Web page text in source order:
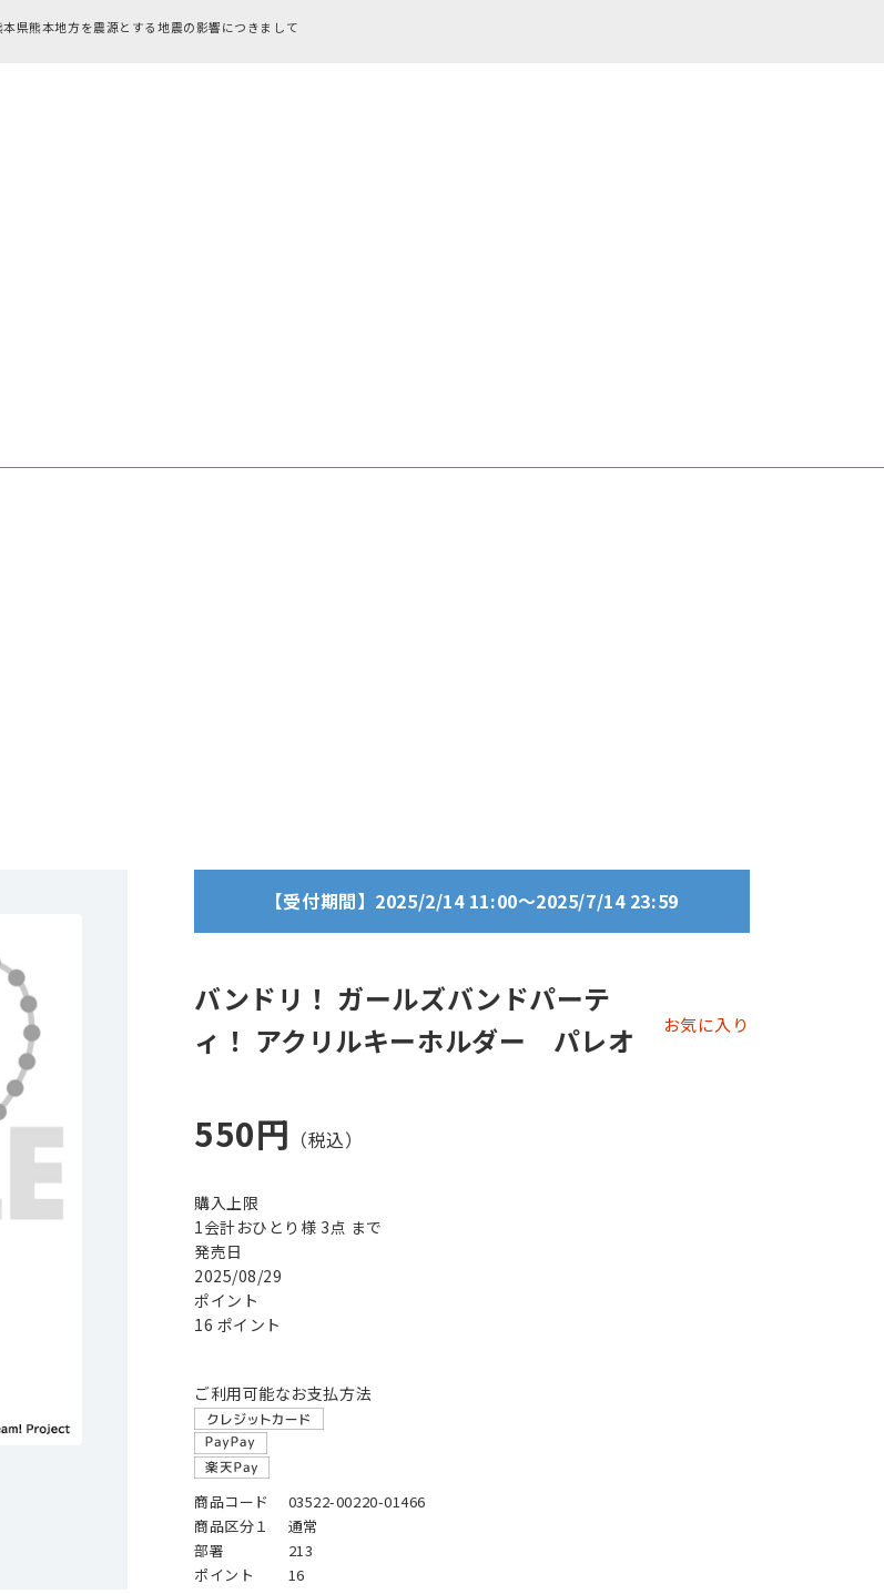
RFC違反アドレスのご利用について
【受付期間】2025/2/14 11:00～2025/7/14 23:59
バンドリ！ ガールズバンドパーテ
ィ！ アクリルキーホルダー パレオ
お気に入り
550円
購入上限
1会計おひとり様 3点 まで
発売日
2025/08/29
ポイント
16 ポイント
ご利用可能なお支払方法
商品コード
03522-00220-01466
商品区分１
通常
部署
213
ポイント
16